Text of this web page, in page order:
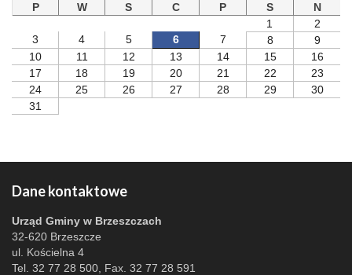
P
W S C P S
N
1
2
3
4 5 6 7 8
9
10
11 12 13 14 15
16
17
18 19 20 21 22
23
24
25 26 27 28 29
30
31
Dane kontaktowe
Urząd Gminy w Brzeszczach
32-620 Brzeszcze
ul. Kościelna 4
Tel. 32 77 28 500, Fax. 32 77 28 591